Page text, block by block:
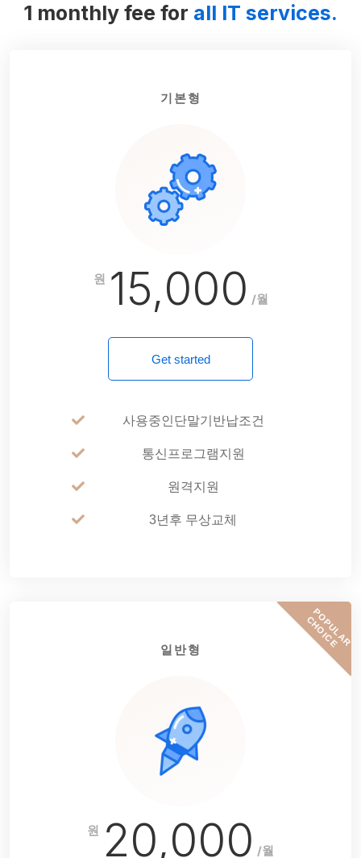
1 monthly fee for all IT services.
기본형
원 15,000 /월
Get started
사용중인단말기반납조건
통신프로그램지원
원격지원
3년후 무상교체
P
O
P
U
L
A
R
C
H
O
I
C
E
일반형
원 20,000 /월